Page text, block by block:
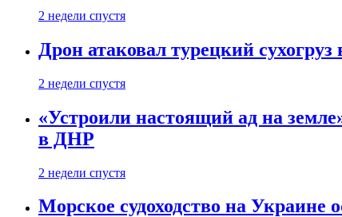
2 недели спустя
Дрон атаковал турецкий
2 недели спустя
«Устроили настоящий ад на
в ДНР
2 недели спустя
Морское судоходство на Украине